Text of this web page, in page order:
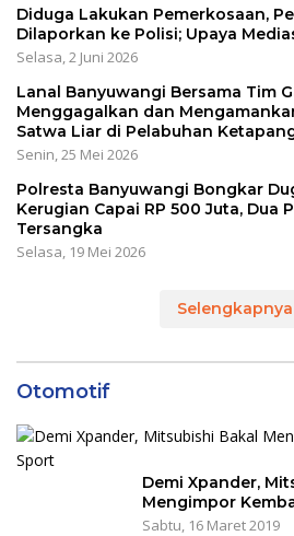
Diduga Lakukan Pemerkosaan,
Dilaporkan ke Polisi; Upaya
Selasa, 2 Juni 2026
Lanal Banyuwangi Bersama Tim
Menggagalkan dan
Satwa Liar di Pelabuhan
Senin, 25 Mei 2026
Polresta Banyuwangi Bongkar
Kerugian Capai RP 500 Juta, Dua
Tersangka
Selasa, 19 Mei 2026
Selengkapnya
Otomotif
Demi Xpander,
Mengimpor
Sabtu, 16 Maret 2019